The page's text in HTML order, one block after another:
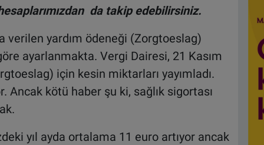
da takip edebilirsiniz.
verilen yardım ödeneği (Zorgtoeslag)
ayarlanmakta. Vergi Dairesi, 21 Kasım
için kesin miktarları yayımladı.
Ancak kötü haber şu ki, sağlık sigortası
yıl ayda ortalama 11 euro artıyor ancak